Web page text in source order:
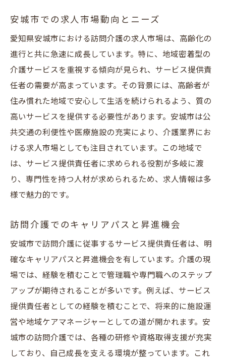
安城市での求人市場動向とニーズ
愛知県安城市における訪問介護の求人市場は、高齢化の
進行と共に急速に成長しています。特に、地域密着型の
介護サービスを重視する傾向が見られ、サービス提供責
任者の需要が高まっています。その背景には、高齢者が
住み慣れた地域で安心して生活を続けられるよう、質の
高いサービスを提供する必要性があります。安城市は公
共交通の利便性や医療施設の充実により、介護業界にお
ける求人市場としても注目されています。この地域で
は、サービス提供責任者に求められる役割が多岐に渡
り、専門性を持つ人材が求められるため、求人情報は多
様で魅力的です。
訪問介護でのキャリアパスと昇進機会
安城市で訪問介護に従事するサービス提供責任者は、明
確なキャリアパスと昇進機会を有しています。介護の現
場では、経験を積むことで管理職や専門職へのステップ
アップが期待されることが多いです。例えば、サービス
提供責任者としての経験を積むことで、将来的に施設運
営や地域ケアマネージャーとしての道が開かれます。安
城市の訪問介護では、各種の研修や資格取得支援が充実
しており、自己成長を支える環境が整っています。これ